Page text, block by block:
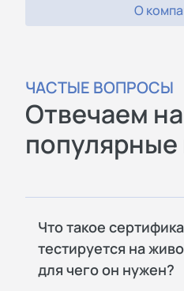
О
ЧАСТЫЕ ВОПРОСЫ
Отвечаем на
Что такое
тестируется на
для чего он нужен?